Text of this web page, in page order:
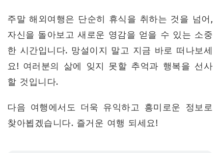
주말 해외여행은 단순히 휴식을 취하는 것을 넘어,
자신을 돌아보고 새로운 영감을 얻을 수 있는 소중
한 시간입니다. 망설이지 말고 지금 바로 떠나보세
요! 여러분의 삶에 잊지 못할 추억과 행복을 선사
할 것입니다.
다음 여행에서도 더욱 유익하고 흥미로운 정보로
찾아뵙겠습니다. 즐거운 여행 되세요!